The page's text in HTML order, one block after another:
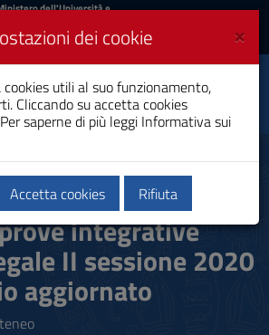
dell'Università e
UniCA News
degli
di Cagliari
Dottore
Esperto
integrative
II sessione 2020
aggiornato
×
dei cookie
utili al suo funzionamento,
Cliccando su accetta cookies
saperne di più leggi Informativa sui
Accetta cookies Rifiuta